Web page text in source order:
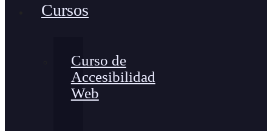
Cursos
Curso de
Accesibilidad
Web